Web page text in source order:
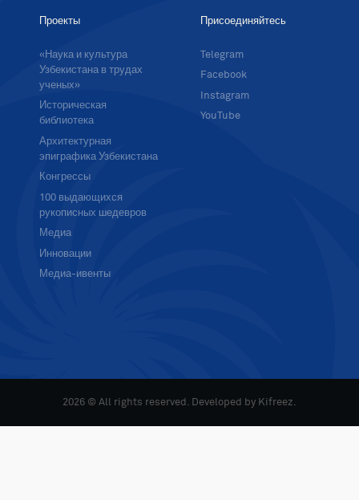
Проекты
«Наука и культура
Узбекистана в трудах
ученых»
Историческая
библиотека
Архитектурная
эпиграфика Узбекистана
Конгрессы
100 выдающихся
рукописных шедевров
Медиа
Инновации
Медиа-ивенты
Присоединяйтесь
Telegram
Facebook
Instagram
YouTube
2026 © All rights reserved. Developed by Kifreez.